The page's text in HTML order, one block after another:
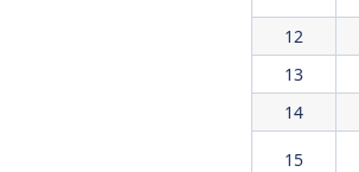
12
13
14
15